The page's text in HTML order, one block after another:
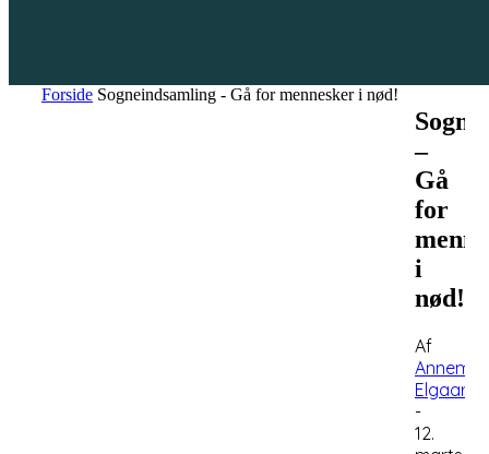
Forside Sogneindsamling - Gå for mennesker i nød!
–
Gå
for
i
nød!
Af
Elgaard
-
12.